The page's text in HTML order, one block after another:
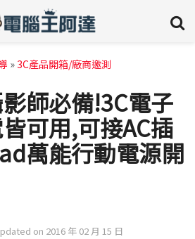
»3C產品開箱/廠商邀測
師必備!3C電子
可用,可接AC插
萬能行動電源開
on 2016 年 02 月 15 日